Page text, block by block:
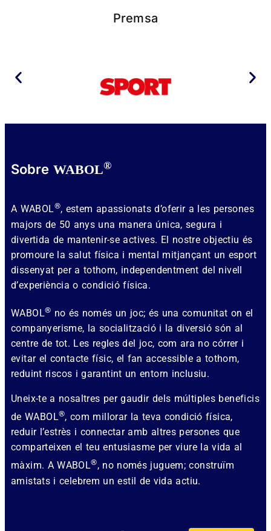
Premsa
Sobre WABOL®
A WABOL®, estem apassionats d’oferir a les persones
majors de 50 anys una manera única, segura i
divertida de mantenir-se actives. El nostre objectiu és
promoure la salut física i mental mitjançant un esport
dissenyat per a tothom, independentment del nivell
d’experiència o condició física.
WABOL® no és només un joc; és una comunitat on el
companyerisme, la socialització i la diversió són al
centre de tot. Les regles del joc, com ara no córrer i
evitar el contacte físic, el fan accessible a tothom,
reduint riscos i garantint un entorn inclusiu.
Uneix-te a nosaltres per gaudir dels múltiples beneficis
de WABOL®, com millorar la teva condició física,
reduir l’estrès i connectar amb altres persones que
comparteixen el teu entusiasme per viure la vida al
màxim. A WABOL®, no només juguem; construïm
amistats i celebrem un estil de vida actiu.